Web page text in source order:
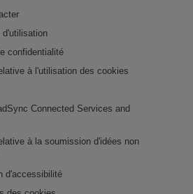
d'utilisation
confidentialité
à l'utilisation des cookies
Connected Services and
à la soumission d'idées non
d'accessibilité